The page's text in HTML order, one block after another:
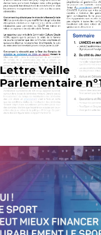
Lettre Veille
Parlementaire